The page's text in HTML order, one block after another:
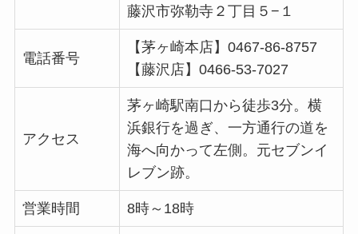
藤沢市弥勒寺２丁目５−１
電話番号
【茅ヶ崎本店】0467-86-8757
【藤沢店】0466-53-7027
アクセス
茅ヶ崎駅南口から徒歩3分。横
浜銀行を過ぎ、一方通行の道を
海へ向かって左側。元セブンイ
レブン跡。
営業時間 8時～18時